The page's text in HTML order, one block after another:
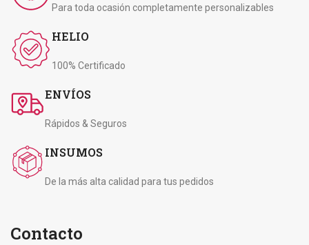
Para toda ocasión completamente personalizables
HELIO
100% Certificado
ENVÍOS
Rápidos & Seguros
INSUMOS
De la más alta calidad para tus pedidos
Contacto